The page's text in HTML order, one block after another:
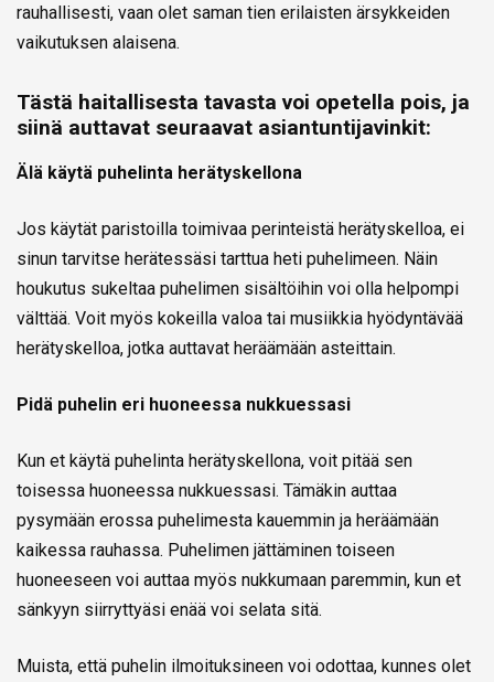
rauhallisesti, vaan olet saman tien erilaisten ärsykkeiden
vaikutuksen alaisena.
Tästä haitallisesta tavasta voi opetella pois, ja
siinä auttavat seuraavat asiantuntijavinkit:
Älä käytä puhelinta herätyskellona
Jos käytät paristoilla toimivaa perinteistä herätyskelloa, ei
sinun tarvitse herätessäsi tarttua heti puhelimeen. Näin
houkutus sukeltaa puhelimen sisältöihin voi olla helpompi
välttää. Voit myös kokeilla valoa tai musiikkia hyödyntävää
herätyskelloa, jotka auttavat heräämään asteittain.
Pidä puhelin eri huoneessa nukkuessasi
Kun et käytä puhelinta herätyskellona, voit pitää sen
toisessa huoneessa nukkuessasi. Tämäkin auttaa
pysymään erossa puhelimesta kauemmin ja heräämään
kaikessa rauhassa. Puhelimen jättäminen toiseen
huoneeseen voi auttaa myös nukkumaan paremmin, kun et
sänkyyn siirryttyäsi enää voi selata sitä.
Muista, että puhelin ilmoituksineen voi odottaa, kunnes olet